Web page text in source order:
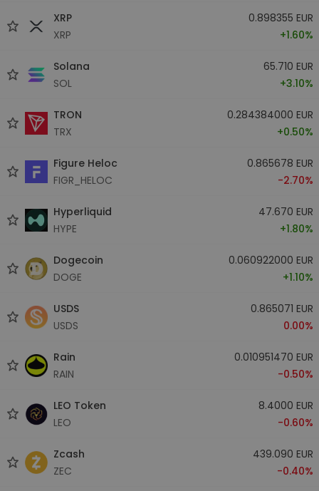
XRP
XRP
0.898355 EUR
+1.60%
Solana
SOL
65.710 EUR
+3.10%
TRON
TRX
0.284384000 EUR
+0.50%
Figure Heloc
FIGR_HELOC
0.865678 EUR
-2.70%
Hyperliquid
HYPE
47.670 EUR
+1.80%
Dogecoin
DOGE
0.060922000 EUR
+1.10%
USDS
USDS
0.865071 EUR
0.00%
Rain
RAIN
0.010951470 EUR
-0.50%
LEO Token
LEO
8.4000 EUR
-0.60%
Zcash
ZEC
439.090 EUR
-0.40%